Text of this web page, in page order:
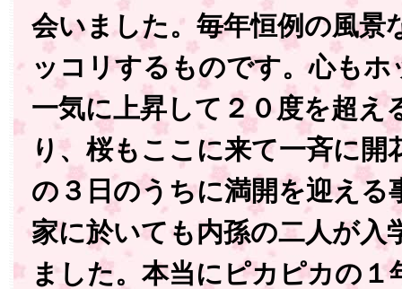
会いました。毎年恒例の風景
ッコリするものです。心も
一気に上昇して２０度を超え
り、桜もここに来て一斉に開
の３日のうちに満開を迎える
家に於いても内孫の二人が入
ました。本当にピカピカの１